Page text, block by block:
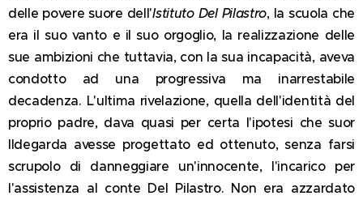
delle povere suore dell'Istituto Del Pilastro, la scuola che
era il suo vanto e il suo orgoglio, la realizzazione delle
sue ambizioni che tuttavia, con la sua incapacità, aveva
condotto ad una progressiva ma inarrestabile
decadenza. L'ultima rivelazione, quella dell'identità del
proprio padre, dava quasi per certa l'ipotesi che suor
Ildegarda avesse progettato ed ottenuto, senza farsi
scrupolo di danneggiare un'innocente, l'incarico per
l'assistenza al conte Del Pilastro. Non era azzardato